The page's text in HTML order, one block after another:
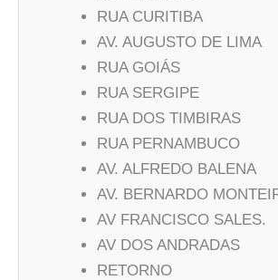
RUA CURITIBA
AV. AUGUSTO DE LIMA
RUA GOIÁS
RUA SERGIPE
RUA DOS TIMBIRAS
RUA PERNAMBUCO
AV. ALFREDO BALENA
AV. BERNARDO
AV FRANCISCO SALES.
AV DOS ANDRADAS
RETORNO